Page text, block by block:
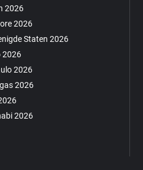
2026
2026
Staten 2026
2026
2026
2026
2026